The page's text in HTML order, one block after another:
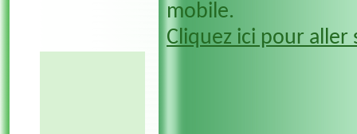
mobile.
Cliquez ici pour